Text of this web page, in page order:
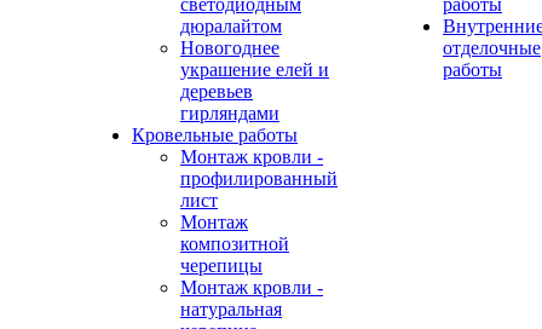
светодиодным
дюралайтом
Новогоднее
украшение елей и
деревьев
гирляндами
Кровельные работы
Монтаж кровли -
профилированный
лист
Монтаж
композитной
черепицы
Монтаж кровли -
натуральная
работы
отделочные
работы